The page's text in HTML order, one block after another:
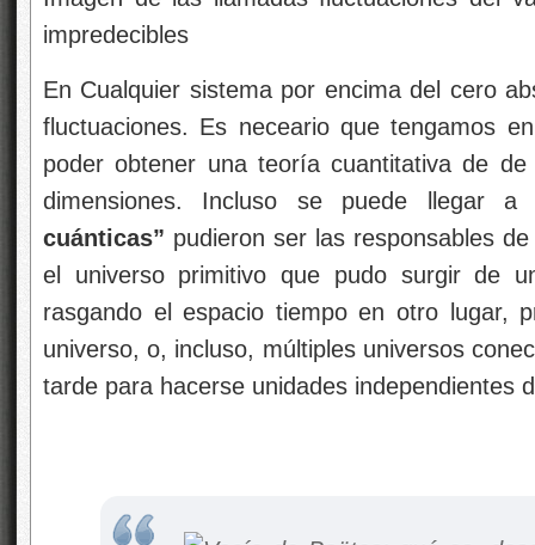
impredecibles
En Cualquier sistema por encima del cero
fluctuaciones. Es neceario que tengamos
poder obtener una teoría cuantitativa de
dimensiones. Incluso se puede llegar
cuánticas” pudieron ser las responsables
el universo primitivo que pudo surgir de
rasgando el espacio tiempo en otro lugar,
universo, o, incluso, múltiples universos
tarde para hacerse unidades independientes